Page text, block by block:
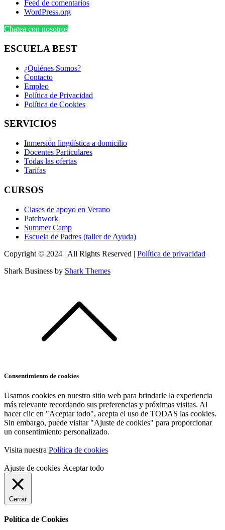
Feed de comentarios
WordPress.org
Chatea con nosotros
ESCUELA BEST
¿Quiénes Somos?
Contacto
Empleo
Política de Privacidad
Política de Cookies
SERVICIOS
Inmersión lingüística a domicilio
Docentes Particulares
Todas las ofertas
Tarifas
CURSOS
Clases de apoyo en Verano
Patchwork
Summer Camp
Escuela de Padres (taller de Ayuda)
Copyright © 2024 | All Rights Reserved | Política de privacidad
Shark Business by Shark Themes
Consentimiento de cookies
Usamos cookies en nuestro sitio web para brindarle la experiencia
más relevante recordando sus preferencias y próximas visitas. Al
hacer clic en "Aceptar todo", acepta el uso de TODAS las cookies.
Sin embargo, puede visitar "Ajuste de cookies" para proporcionar
un consentimiento personalizado.
Visita nuestra Política de cookies
Ajuste de cookies Aceptar todo
Cerrar
Política de Cookies